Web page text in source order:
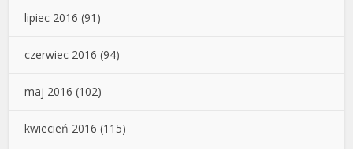
lipiec 2016 (91)
czerwiec 2016 (94)
maj 2016 (102)
kwiecień 2016 (115)